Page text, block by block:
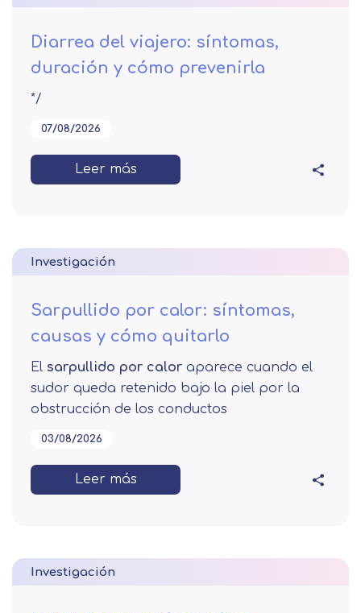
Diarrea del viajero: síntomas,
duración y cómo prevenirla
*/
07/08/2026
Leer más
Investigación
Sarpullido por calor: síntomas,
causas y cómo quitarlo
El sarpullido por calor aparece cuando el
sudor queda retenido bajo la piel por la
obstrucción de los conductos
03/08/2026
Leer más
Investigación